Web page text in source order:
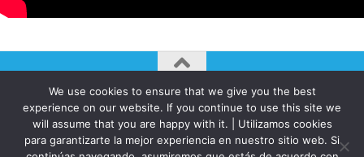
AUTOGIRO/el giro del arte actual © JAVIER MARTINEZ 2026. All
Rights Reserved.
Funciona con - Diseñado con elTema Hueman
We use cookies to ensure that we give you the best
experience on our website. If you continue to use this site we
will assume that you are happy with it. | Utilizamos cookies
para garantizarte la mejor experiencia en nuestro sitio web. Si